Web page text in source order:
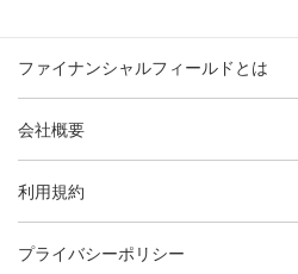
ファイナンシャルフィールドとは
会社概要
利用規約
プライバシーポリシー